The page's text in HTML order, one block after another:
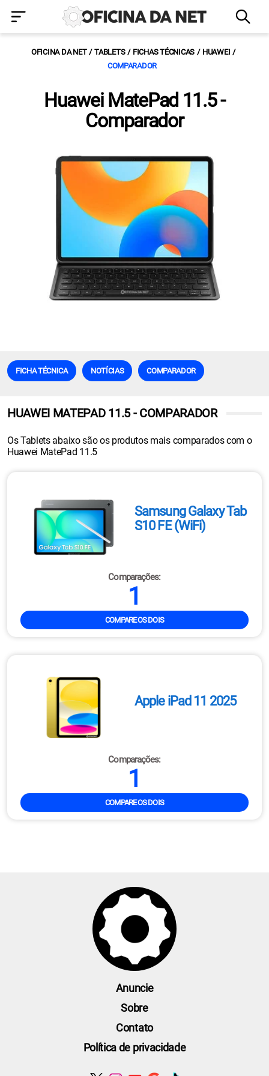
OFICINA DA NET TABLETS FICHAS TÉCNICAS
HUAWEI
COMPARADOR
Huawei MatePad 11.5 -
Comparador
FICHA TÉCNICA NOTÍCIAS COMPARADOR
HUAWEI MATEPAD 11.5 - COMPARADOR
Os Tablets abaixo são os produtos mais comparados com o
Huawei MatePad 11.5
Samsung Galaxy Tab
S10 FE (WiFi)
Comparações:
1
COMPARE OS DOIS
Apple iPad 11 2025
Comparações:
1
COMPARE OS DOIS
Anuncie
Sobre
Contato
Política de privacidade